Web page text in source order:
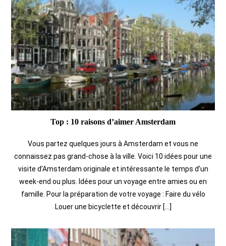
Top : 10 raisons d’aimer Amsterdam
Vous partez quelques jours à Amsterdam et vous ne
connaissez pas grand-chose à la ville. Voici 10 idées pour une
visite d’Amsterdam originale et intéressante le temps d’un
week-end ou plus. Idées pour un voyage entre amies ou en
famille. Pour la préparation de votre voyage : Faire du vélo
Louer une bicyclette et découvrir […]